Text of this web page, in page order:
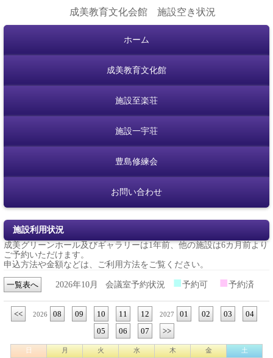
成美教育文化会館 施設空き状況
ホーム
成美教育文化館
施設至楽荘
施設一宇荘
豊島修練会
お問い合わせ
施設利用状況
成美グリーンホール及びギャラリーは1年前、他の施設は6カ月前より
ご予約いただけます。
申込方法や金額などは、
ご利用方法をご覧ください。
一覧表へ 2026年10月 会議室予約状況 ■予約可 ■予約済
<< 2026 08 09 10 11 12 2027 01 02 03
04
05
06 07 >>
日 月 火 水 木 金 土